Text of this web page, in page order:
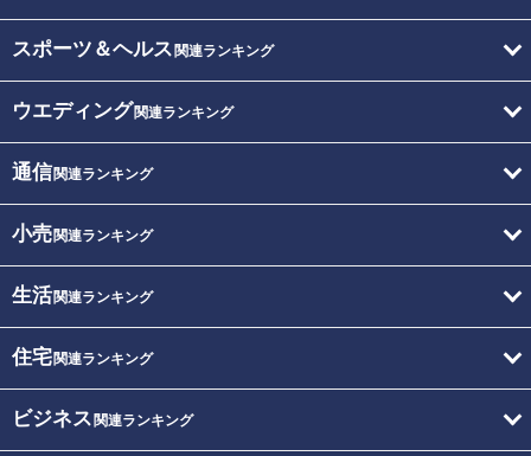
スポーツ＆ヘルス 関連ランキング
ウエディング関連ランキング
通信関連ランキング
小売関連ランキング
生活関連ランキング
住宅関連ランキング
ビジネス 関連ランキング